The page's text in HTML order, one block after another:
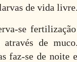
de vida
se
de
faz-se de noite